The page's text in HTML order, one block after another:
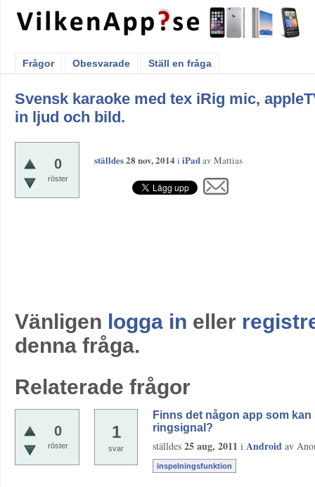
Frågor Obesvarade Ställ en fråga
Svensk karaoke med tex iRig mic,
in ljud och bild.
0
röster
ställdes28 nov, 2014i iPadav Mattias
Vänligen logga in eller
denna fråga.
Relaterade frågor
0
röster
1
svar
Finns det någon app som
ringsignal?
ställdes 25 aug, 2011 i Android av
inspelningsfunktion